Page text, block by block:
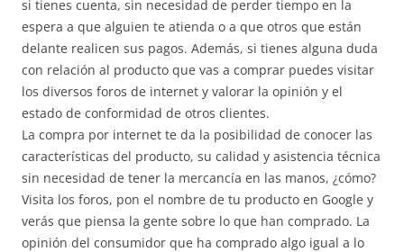
si tienes cuenta, sin necesidad de perder tiempo en la
espera a que alguien te atienda o a que otros que están
delante realicen sus pagos. Además, si tienes alguna duda
con relación al producto que vas a comprar puedes visitar
los diversos foros de internet y valorar la opinión y el
estado de conformidad de otros clientes.
La compra por internet te da la posibilidad de conocer las
características del producto, su calidad y asistencia técnica
sin necesidad de tener la mercancía en las manos, ¿cómo?
Visita los foros, pon el nombre de tu producto en Google y
verás que piensa la gente sobre lo que han comprado. La
opinión del consumidor que ha comprado algo igual a lo